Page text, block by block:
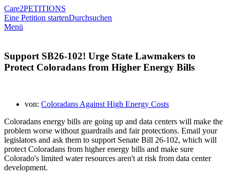
Care2PETITIONS
Eine Petition startenDurchsuchen
Menü
Support SB26-102! Urge State Lawmakers to
Protect Coloradans from Higher Energy Bills
von: Coloradans Against High Energy Costs
Coloradans energy bills are going up and data centers will make the
problem worse without guardrails and fair protections. Email your
legislators and ask them to support Senate Bill 26-102, which will
protect Coloradans from higher energy bills and make sure
Colorado's limited water resources aren't at risk from data center
development.